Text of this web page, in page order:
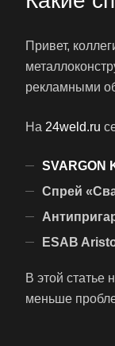
Привет,
рекламными
На 24weld.ru
SVARGON
Спрей
ESAB
В этой статье
меньше